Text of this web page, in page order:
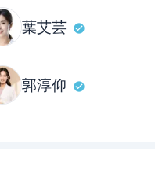
葉艾芸
郭淳仰